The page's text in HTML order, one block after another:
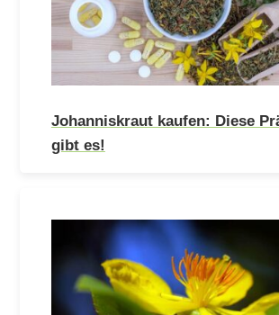
Johanniskraut kaufen: Diese
gibt es!